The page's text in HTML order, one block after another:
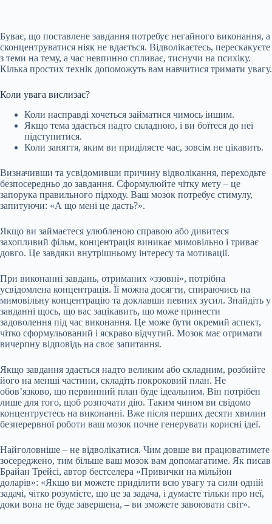
Буває, що поставлене завдання потребує негайного виконання, а
сконцентруватися ніяк не вдається. Відволікаєтесь, перескакуєте
з теми на тему, а час невпинно спливає, тиснучи на психіку.
Кілька простих технік допоможуть вам навчитися тримати увагу.
Коли увага вислизає?
Коли насправді хочеться займатися чимось іншим.
Якщо тема здається надто складною, і ви боїтеся до неї
підступитися.
Коли заняття, яким ви приділяєте час, зовсім не цікавить.
Визначивши та усвідомивши причину відволікання, переходьте
безпосередньо до завдання. Сформулюйте чітку мету – це
запорука правильного підходу. Ваш мозок потребує стимулу,
запитуючи: «А що мені це дасть?».
Якщо ви займаєтеся улюбленою справою або дивитеся
захопливий фільм, концентрація виникає мимовільно і триває
довго. Це завдяки внутрішньому інтересу та мотивації.
При виконанні завдань, отриманих «ззовні», потрібна
усвідомлена концентрація. Її можна досягти, спираючись на
мимовільну концентрацію та доклавши певних зусил. Знайдіть у
завданні щось, що вас зацікавить, що може принести
задоволення під час виконання. Це може бути окремий аспект,
чітко сформульований і яскраво відчутий. Мозок має отримати
вичерпну відповідь на своє запитання.
Якщо завдання здається надто великим або складним, розбийте
його на менші частини, складіть покроковий план. Не
обов’язково, що первинний план буде ідеальним. Він потрібен
лише для того, щоб розпочати дію. Таким чином ви свідомо
концентруєтесь на виконанні. Вже після перших десяти хвилин
безперервної роботи ваш мозок почне генерувати корисні ідеї.
Найголовніше – не відволікатися. Чим довше ви працюватимете
зосереджено, тим більше ваш мозок вам допомагатиме. Як писав
Брайан Трейсі, автор бестселера «Привички на мільйон
доларів»: «Якщо ви можете приділити всю увагу та сили одній
задачі, чітко розумієте, що це за задача, і думаєте тільки про неї,
доки вона не буде завершена, – ви зможете завоювати світ».